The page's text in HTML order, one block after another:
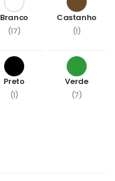
Branco
(17)
Castanho
(1)
Preto
(1)
Verde
(7)